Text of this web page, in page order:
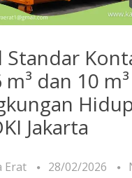
Standar
dan 10
Jakarta
Erat 28/02/2026